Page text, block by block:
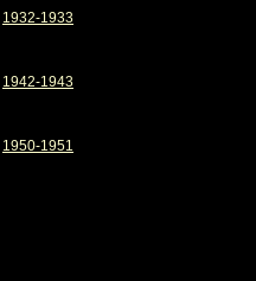
1932-1933
1942-1943
1950-1951